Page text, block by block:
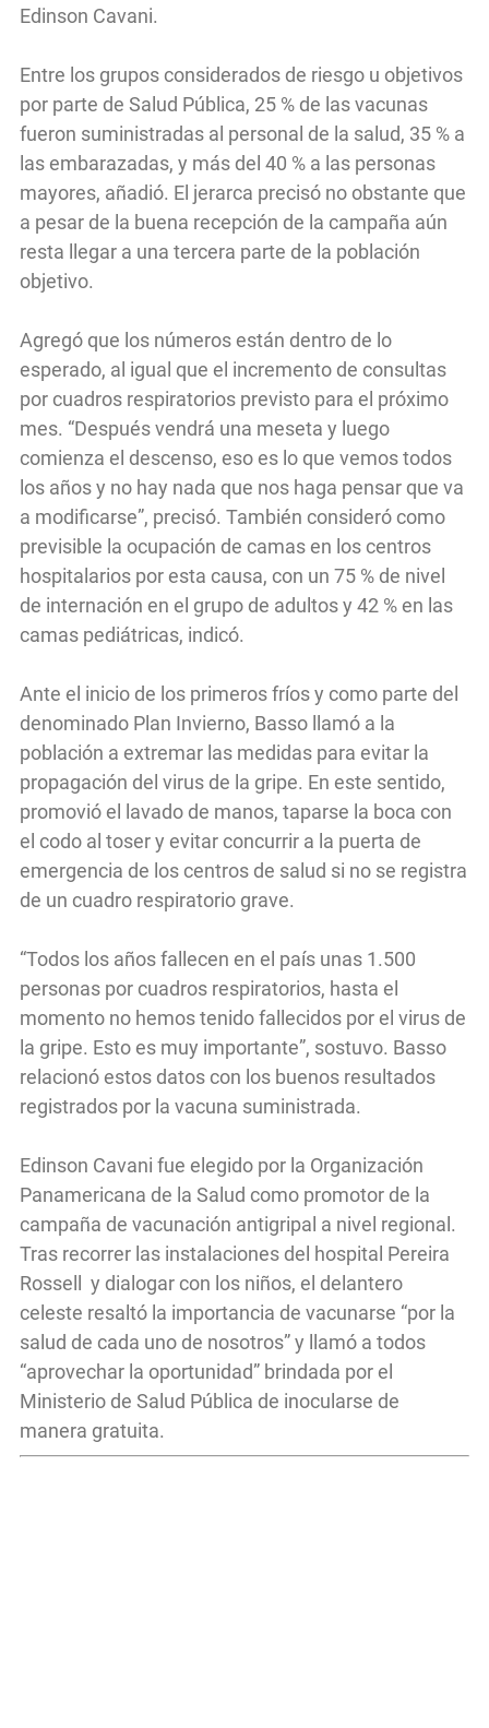
Edinson Cavani.
Entre los grupos considerados de riesgo u objetivos
por parte de Salud Pública, 25 % de las vacunas
fueron suministradas al personal de la salud, 35 % a
las embarazadas, y más del 40 % a las personas
mayores, añadió. El jerarca precisó no obstante que
a pesar de la buena recepción de la campaña aún
resta llegar a una tercera parte de la población
objetivo.
Agregó que los números están dentro de lo
esperado, al igual que el incremento de consultas
por cuadros respiratorios previsto para el próximo
mes. “Después vendrá una meseta y luego
comienza el descenso, eso es lo que vemos todos
los años y no hay nada que nos haga pensar que va
a modificarse”, precisó. También consideró como
previsible la ocupación de camas en los centros
hospitalarios por esta causa, con un 75 % de nivel
de internación en el grupo de adultos y 42 % en las
camas pediátricas, indicó.
Ante el inicio de los primeros fríos y como parte del
denominado Plan Invierno, Basso llamó a la
población a extremar las medidas para evitar la
propagación del virus de la gripe. En este sentido,
promovió el lavado de manos, taparse la boca con
el codo al toser y evitar concurrir a la puerta de
emergencia de los centros de salud si no se registra
de un cuadro respiratorio grave.
“Todos los años fallecen en el país unas 1.500
personas por cuadros respiratorios, hasta el
momento no hemos tenido fallecidos por el virus de
la gripe. Esto es muy importante”, sostuvo. Basso
relacionó estos datos con los buenos resultados
registrados por la vacuna suministrada.
Edinson Cavani fue elegido por la Organización
Panamericana de la Salud como promotor de la
campaña de vacunación antigripal a nivel regional.
Tras recorrer las instalaciones del hospital Pereira
Rossell y dialogar con los niños, el delantero
celeste resaltó la importancia de vacunarse “por la
salud de cada uno de nosotros” y llamó a todos
“aprovechar la oportunidad” brindada por el
Ministerio de Salud Pública de inocularse de
manera gratuita.